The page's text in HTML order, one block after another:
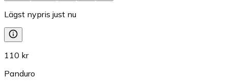
Lägst nypris just nu
110 kr
Panduro